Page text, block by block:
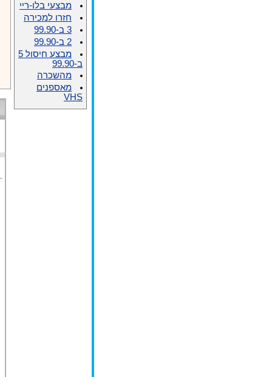
מבצעי בלו-ריי
חזרו למכירה
3 ב-99.90
2 ב-99.90
מבצע חיסול 5
ב-99.90
מהשכרה
מאספנים
VHS